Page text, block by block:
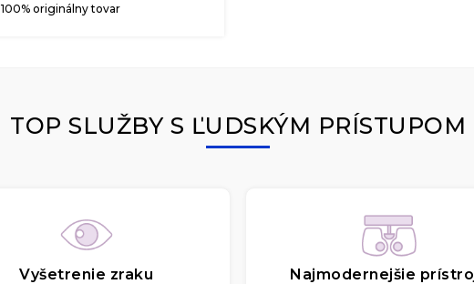
100% originálny tovar
TOP SLUŽBY S ĽUDSKÝM PRÍSTUPOM
Vyšetrenie zraku
Najmodernejšie